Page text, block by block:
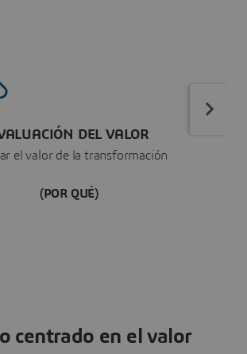
DEL VALOR
el valor de la transformación
(POR QUÉ)
centrado en el valor